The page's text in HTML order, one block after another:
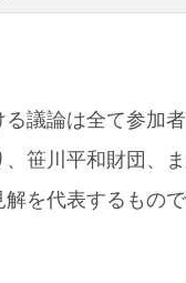
る議論は全て参加
、笹川平和財団、
解を代表するもの